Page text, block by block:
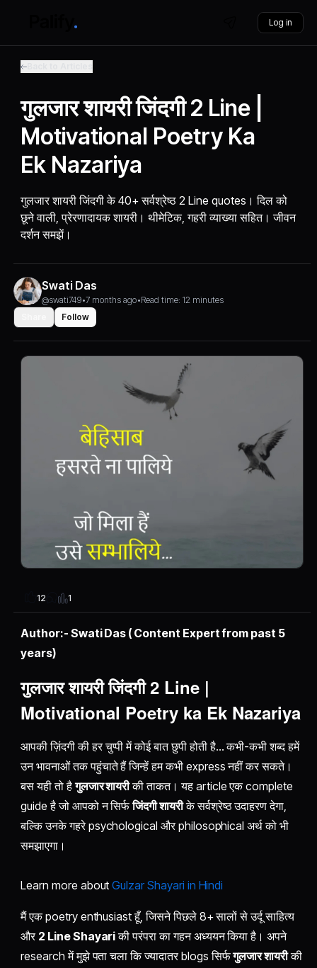
Log in
गुलजार शायरी जिंदगी 2 Line |
Motivational Poetry Ka
Ek Nazariya
गुलजार शायरी जिंदगी के 40+ सर्वश्रेष्ठ 2 Line quotes। दिल को
छूने वाली, प्रेरणादायक शायरी। थीमेटिक, गहरी व्याख्या सहित। जीवन
दर्शन समझें।
Swati Das
@swati749•7 months ago•Read time: 12 minutes
Follow
12 1
Author:- Swati Das ( Content Expert from past 5
years)
गुलजार शायरी जिंदगी 2 Line |
Motivational Poetry ka Ek Nazariya
आपकी ज़िंदगी की हर चुप्पी में कोई बात छुपी होती है... कभी-कभी शब्द हमें
उन भावनाओं तक पहुंचाते हैं जिन्हें हम कभी express नहीं कर सकते।
बस यही तो हैगुलजार शायरीकी ताकत। यह article एक complete
guide है जो आपको न सिर्फजिंदगी शायरीके सर्वश्रेष्ठ उदाहरण देगा,
बल्कि उनके गहरे psychological और philosophical अर्थ को भी
समझाएगा।
Learn more aboutGulzar Shayari in Hindi
मैं एक poetry enthusiast हूँ, जिसने पिछले 8+ सालों से उर्दू साहित्य
और 2 Line Shayariकी परंपरा का गहन अध्ययन किया है। अपने
research में मुझे पता चला कि ज्यादातर blogs सिर्फगुलजार शायरीकी